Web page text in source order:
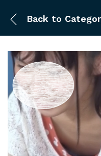
Back to